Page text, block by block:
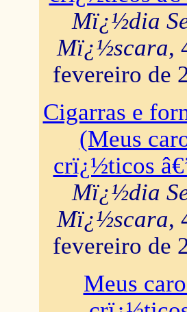
Mï¿½dia
Mï¿½scara,
fevereiro de
Cigarras e
(Meus
crï¿½ticos
Mï¿½dia
Mï¿½scara,
fevereiro de
Meus